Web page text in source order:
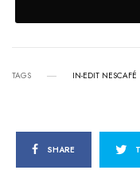
TAGS IN-EDIT NESCAFÉ
SHARE